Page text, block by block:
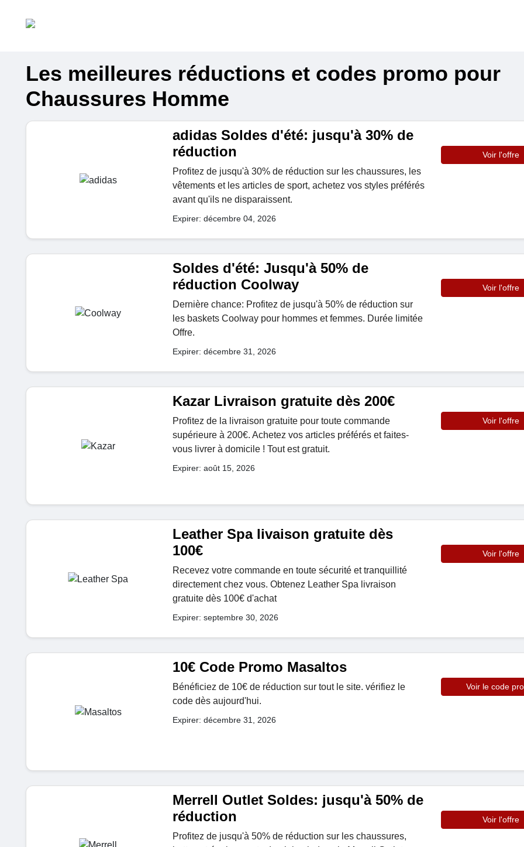
Les meilleures réductions et codes promo pour
Chaussures Homme
adidas Soldes d'été: jusqu'à 30% de
réduction
Profitez de jusqu'à 30% de réduction sur les chaussures, les
vêtements et les articles de sport, achetez vos styles préférés
avant qu'ils ne disparaissent.
Expirer: décembre 04, 2026
Voir l'offre
Soldes d'été: Jusqu'à 50% de
réduction Coolway
Dernière chance: Profitez de jusqu'à 50% de réduction sur
les baskets Coolway pour hommes et femmes. Durée limitée
Offre.
Expirer: décembre 31, 2026
Voir l'offre
Kazar Livraison gratuite dès 200€
Profitez de la livraison gratuite pour toute commande
supérieure à 200€. Achetez vos articles préférés et faites-
vous livrer à domicile ! Tout est gratuit.
Expirer: août 15, 2026
Voir l'offre
Leather Spa livaison gratuite dès
100€
Recevez votre commande en toute sécurité et tranquillité
directement chez vous. Obtenez Leather Spa livraison
gratuite dès 100€ d'achat
Expirer: septembre 30, 2026
Voir l'offre
10€ Code Promo Masaltos
Bénéficiez de 10€ de réduction sur tout le site. vérifiez le
code dès aujourd'hui.
Expirer: décembre 31, 2026
Voir le code
Merrell Outlet Soldes: jusqu'à 50% de
réduction
Profitez de jusqu'à 50% de réduction sur les chaussures,
Voir l'offre